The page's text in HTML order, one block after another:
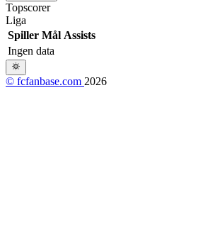
Topscorer
Liga
Spiller Mål Assists
Ingen data
© fcfanbase.com 2026